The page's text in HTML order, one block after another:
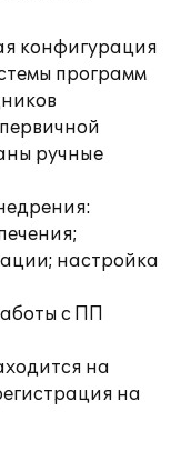
конфигурация
программ
ручные
настройка
с ПП
на
на